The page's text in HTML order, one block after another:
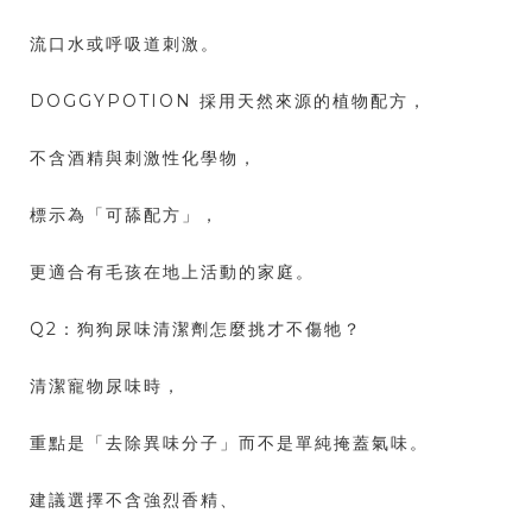
流口水或呼吸道刺激。
DOGGYPOTION 採用天然來源的植物配方，
不含酒精與刺激性化學物，
標示為「可舔配方」，
更適合有毛孩在地上活動的家庭。
Q2：狗狗尿味清潔劑怎麼挑才不傷牠？
清潔寵物尿味時，
重點是「去除異味分子」而不是單純掩蓋氣味。
建議選擇不含強烈香精、